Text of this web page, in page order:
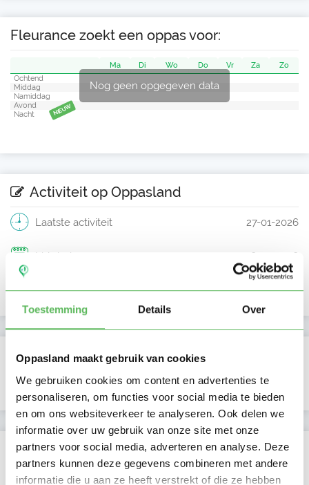
Toestemming Details Over
Oppasland maakt gebruik van cookies
We gebruiken cookies om content en advertenties te
personaliseren, om functies voor social media te bieden
en om ons websiteverkeer te analyseren. Ook delen we
informatie over uw gebruik van onze site met onze
partners voor social media, adverteren en analyse. Deze
partners kunnen deze gegevens combineren met andere
informatie die u aan ze heeft verstrekt of die ze hebben
Fleurance zoekt een oppas voor:
Nog geen opgegeven data
Ma Di Wo Do Vr Za
Zo
Ochtend
Middag
Namiddag
Avond
Nacht
NIEUW
Activiteit op Oppasland
Laatste activiteit 27-01-2026
Lid sinds 26-01-2026
Profiel bijgewerkt 26-01-2026
Verificaties
E-mailadres is geverifieerd
Locatie oppasadres (Hilversum)